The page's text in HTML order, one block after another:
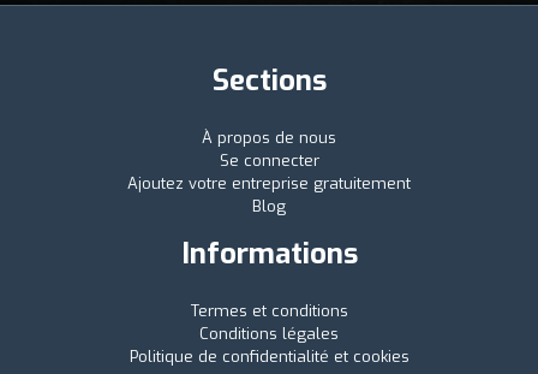
Sections
À propos de nous
Se connecter
Ajoutez votre entreprise gratuitement
Blog
Informations
Termes et conditions
Conditions légales
Politique de confidentialité et cookies